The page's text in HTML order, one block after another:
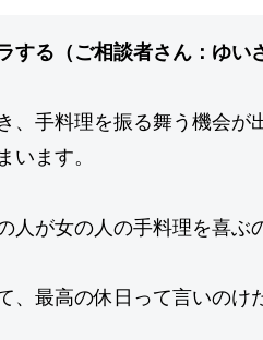
する（ご相談者さん：ゆい
、手料理を振る舞う機会
います。
人が女の人の手料理を喜ぶ
、最高の休日って言いのけ